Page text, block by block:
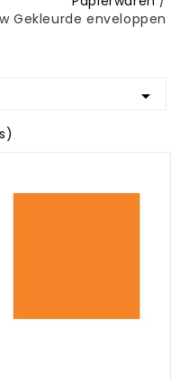
Gekleurde enveloppen
